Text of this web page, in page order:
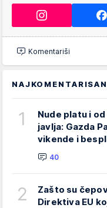
Komentariši
1
Nude platu i
javlja: Gazda
vikende i
40
2
Zašto su
Direktiva EU